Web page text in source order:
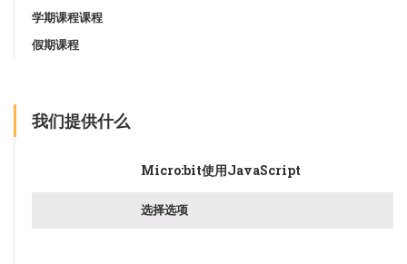
学期课程课程
假期课程
我们提供什么
Micro:bit使用JavaScript
选择选项